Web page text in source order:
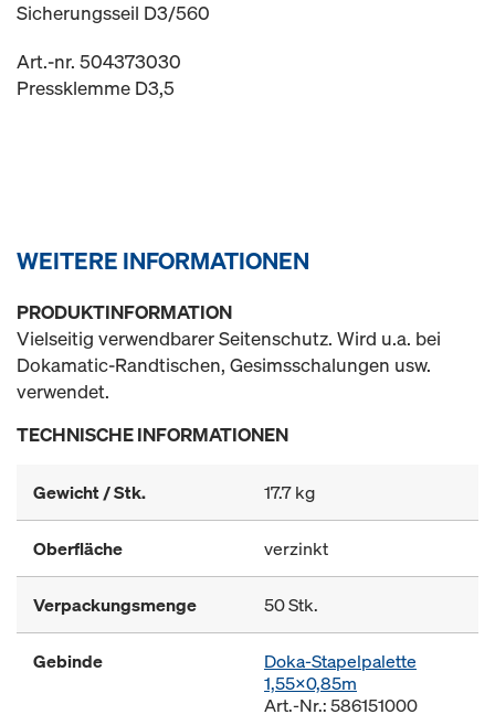
Sicherungsseil D3/560
Art.-nr. 504373030
Pressklemme D3,5
WEITERE INFORMATIONEN
PRODUKTINFORMATION
Vielseitig verwendbarer Seitenschutz. Wird u.a. bei
Dokamatic-Randtischen, Gesimsschalungen usw.
verwendet.
TECHNISCHE INFORMATIONEN
Gewicht / Stk. 17.7 kg
Oberfläche verzinkt
Verpackungsmenge 50 Stk.
Gebinde
Doka-Stapelpalette
1,55x0,85m
Art.-Nr.: 586151000